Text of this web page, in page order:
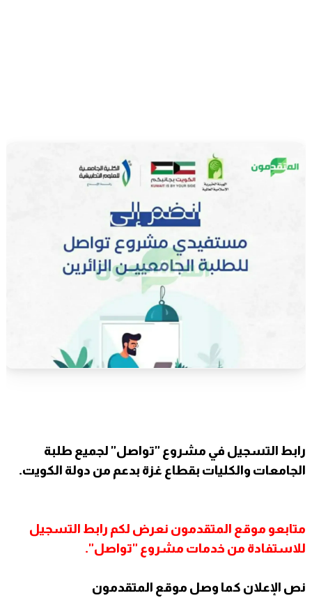
رابط التسجيل في مشروع "تواصل" لجميع طلبة
الجامعات والكليات بقطاع غزة بدعم من دولة الكويت.
متابعو موقع المتقدمون نعرض لكم رابط التسجيل
للاستفادة من خدمات مشروع "تواصل".
نص الإعلان كما وصل موقع المتقدمون